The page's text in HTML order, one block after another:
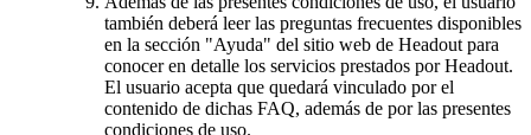
también deberá leer las preguntas frecuentes disponibles
en la sección "Ayuda" del sitio web de Headout para
conocer en detalle los servicios prestados por Headout.
El usuario acepta que quedará vinculado por el
contenido de dichas FAQ, además de por las presentes
condiciones de uso.